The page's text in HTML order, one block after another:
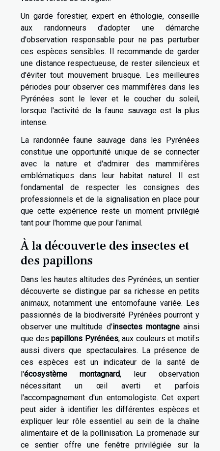
Un garde forestier, expert en éthologie, conseille
aux randonneurs d'adopter une démarche
d'observation responsable pour ne pas perturber
ces espèces sensibles. Il recommande de garder
une distance respectueuse, de rester silencieux et
d'éviter tout mouvement brusque. Les meilleures
périodes pour observer ces mammifères dans les
Pyrénées sont le lever et le coucher du soleil,
lorsque l'activité de la faune sauvage est la plus
intense.
La randonnée faune sauvage dans les Pyrénées
constitue une opportunité unique de se connecter
avec la nature et d'admirer des mammifères
emblématiques dans leur habitat naturel. Il est
fondamental de respecter les consignes des
professionnels et de la signalisation en place pour
que cette expérience reste un moment privilégié
tant pour l'homme que pour l'animal.
À la découverte des insectes et
des papillons
Dans les hautes altitudes des Pyrénées, un sentier
découverte se distingue par sa richesse en petits
animaux, notamment une entomofaune variée. Les
passionnés de la biodiversité Pyrénées pourront y
observer une multitude d'insectes montagneainsi
que despapillons Pyrénées, aux couleurs et motifs
aussi divers que spectaculaires. La présence de
ces espèces est un indicateur de la santé de
l'écosystème montagnard, leur observation
nécessitant un œil averti et parfois
l'accompagnement d'un entomologiste. Cet expert
peut aider à identifier les différentes espèces et
expliquer leur rôle essentiel au sein de la chaîne
alimentaire et de la pollinisation. La promenade sur
ce sentier offre une fenêtre privilégiée sur la